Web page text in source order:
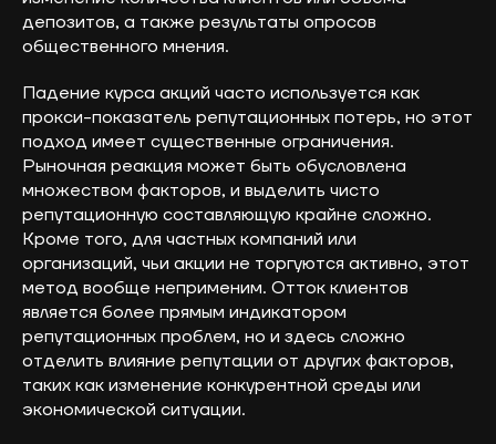
депозитов, а также результаты опросов
общественного мнения.
Падение курса акций часто используется как
прокси-показатель репутационных потерь, но этот
подход имеет существенные ограничения.
Рыночная реакция может быть обусловлена
множеством факторов, и выделить чисто
репутационную составляющую крайне сложно.
Кроме того, для частных компаний или
организаций, чьи акции не торгуются активно, этот
метод вообще неприменим. Отток клиентов
является более прямым индикатором
репутационных проблем, но и здесь сложно
отделить влияние репутации от других факторов,
таких как изменение конкурентной среды или
экономической ситуации.